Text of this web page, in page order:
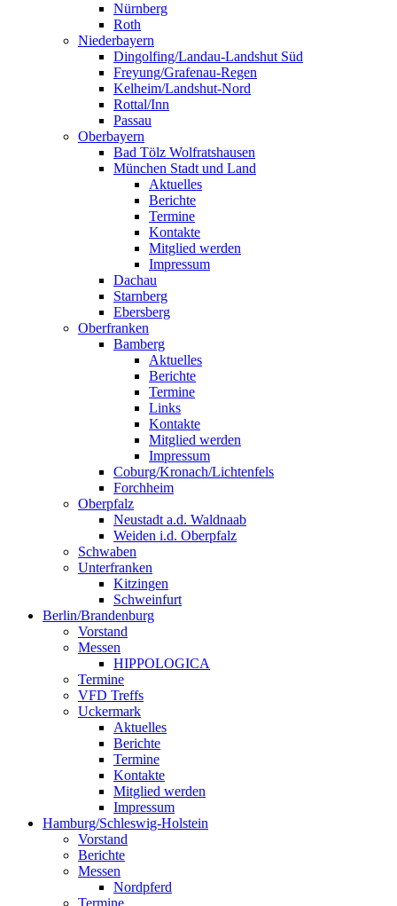
Nürnberg
Roth
Niederbayern
Dingolfing/Landau-Landshut Süd
Freyung/Grafenau-Regen
Kelheim/Landshut-Nord
Rottal/Inn
Passau
Oberbayern
Bad Tölz Wolfratshausen
München Stadt und Land
Aktuelles
Berichte
Termine
Kontakte
Mitglied werden
Impressum
Dachau
Starnberg
Ebersberg
Oberfranken
Bamberg
Aktuelles
Berichte
Termine
Links
Kontakte
Mitglied werden
Impressum
Coburg/Kronach/Lichtenfels
Forchheim
Oberpfalz
Neustadt a.d. Waldnaab
Weiden i.d. Oberpfalz
Schwaben
Unterfranken
Kitzingen
Schweinfurt
Berlin/Brandenburg
Vorstand
Messen
HIPPOLOGICA
Termine
VFD Treffs
Uckermark
Aktuelles
Berichte
Termine
Kontakte
Mitglied werden
Impressum
Hamburg/Schleswig-Holstein
Vorstand
Berichte
Messen
Nordpferd
Termine